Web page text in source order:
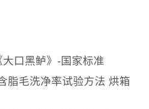
口黑鲈》-国家标准
脂毛洗净率试验方法 烘箱